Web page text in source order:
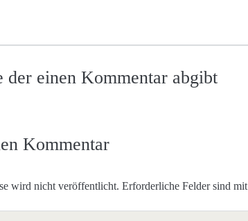
der einen Kommentar abgibt
Kommentar
wird nicht veröffentlicht. Erforderliche Felder sind mit